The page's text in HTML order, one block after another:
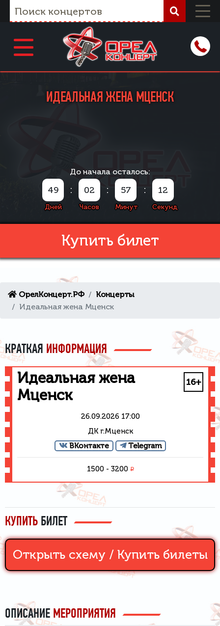
ИДЕАЛЬНАЯ ЖЕНА МЦЕНСК
До начала осталось:
49
Дней
: 02
Часов
: 57
Минут
: 11
Секунд
Купить билет
ОрелКонцерт.РФ
Концерты
Идеальная жена Мценск
КРАТКАЯ ИНФОРМАЦИЯ
16+
Идеальная жена
Мценск
26.09.2026 17:00
ДК г.Мценск
ВКонтакте
Telegram
1500 - 3200 ₽
КУПИТЬ БИЛЕТ
Открыть схему / Купить билеты
ОПИСАНИЕ МЕРОПРИЯТИЯ